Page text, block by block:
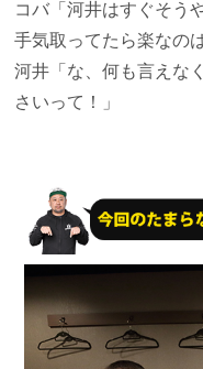
コバ 「河井はすぐそう
手気取ってたら楽なの
河井 「な、何も言えな
さいって！」